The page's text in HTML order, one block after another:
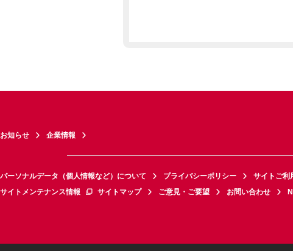
お知らせ 企業情報
パーソナルデータ（個人情報など）について プライバシーポリシー サイトご利
サイトメンテナンス情報
サイトマップ ご意見・ご要望 お問い合わせ